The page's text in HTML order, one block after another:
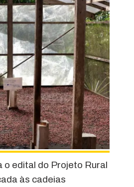
o edital do Projeto Rural
às cadeias